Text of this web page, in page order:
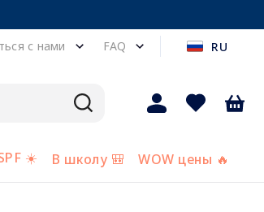
с нами FAQ RU
☀️ В школу 🎒 WOW цены 🔥